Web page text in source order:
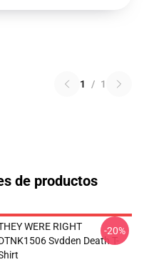
1 / 1
de productos
WERE RIGHT
Svdden Death T-
-20%